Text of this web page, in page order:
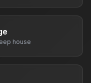
house